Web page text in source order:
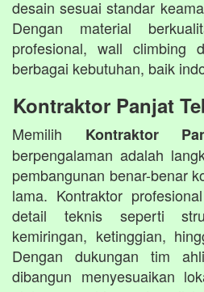
desain sesuai standar
Dengan material
profesional, wall climbing
berbagai kebutuhan, baik
Kontraktor Panjat
Memilih Kontraktor
berpengalaman adalah
pembangunan benar-benar
lama. Kontraktor
detail teknis seperti
kemiringan, ketinggian,
Dengan dukungan tim
dibangun menyesuaikan